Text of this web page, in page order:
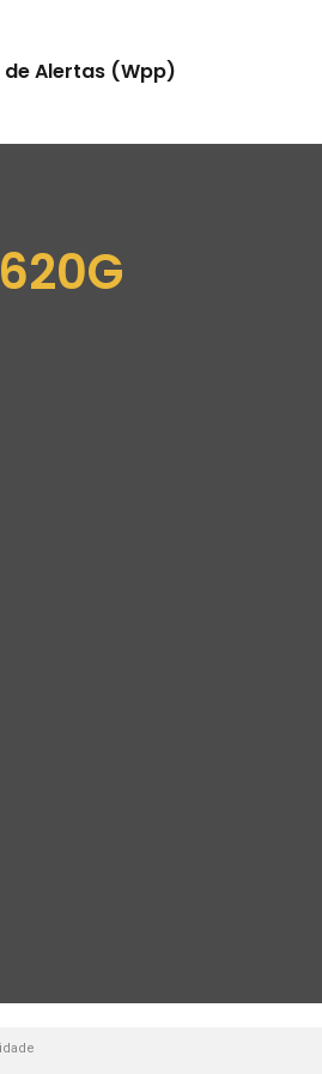
de Alertas (Wpp)